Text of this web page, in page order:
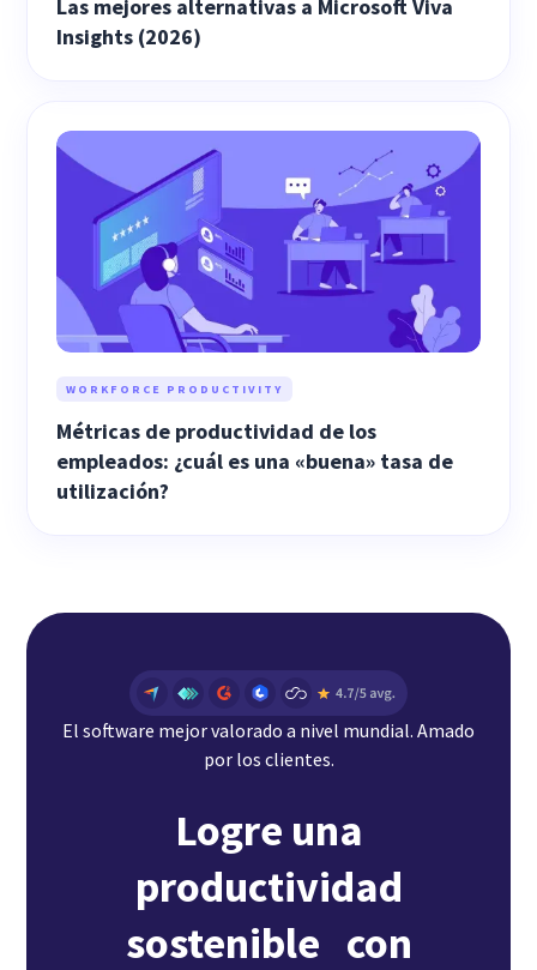
Las mejores alternativas a Microsoft Viva
Insights (2026)
WORKFORCE PRODUCTIVITY
Métricas de productividad de los
empleados: ¿cuál es una «buena» tasa de
utilización?
El software mejor valorado a nivel mundial. Amado
por los clientes.
Logre una
productividad
sostenible con